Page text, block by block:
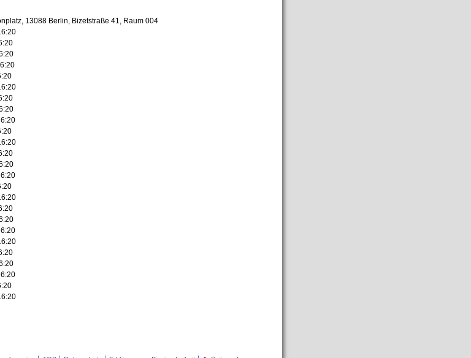
13088 Berlin, Bizetstraße 41, Raum 004